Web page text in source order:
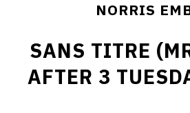
NORRIS
SANS TITRE
AFTER 3